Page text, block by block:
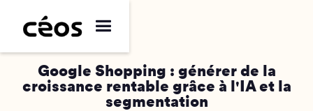
Google Shopping : générer de la
croissance rentable grâce à l'IA et la
segmentation